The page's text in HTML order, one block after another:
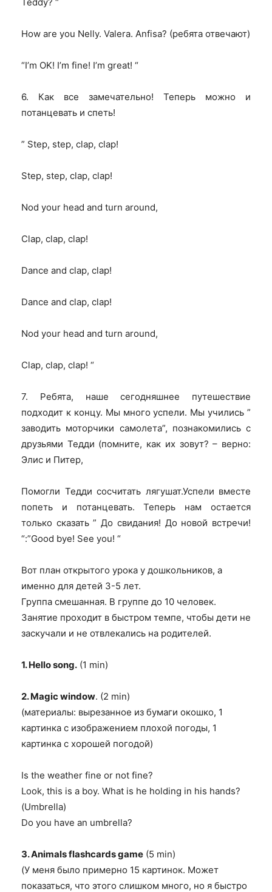
How are you Nelly. Valera. Anfisa? (ребята отвечают)
“I’m OK! I’m fine! I’m great! “
6. Как все замечательно! Теперь можно и
потанцевать и спеть!
” Step, step, clap, clap!
Step, step, clap, clap!
Nod your head and turn around,
Clap, clap, clap!
Dance and clap, clap!
Dance and clap, clap!
Nod your head and turn around,
Clap, clap, clap! “
7. Ребята, наше сегодняшнее путешествие
подходит к концу. Мы много успели. Мы учились ”
заводить моторчики самолета”, познакомились с
друзьями Тедди (помните, как их зовут? – верно:
Элис и Питер,
Помогли Тедди сосчитать лягушат.Успели вместе
попеть и потанцевать. Теперь нам остается
только сказать ” До свидания! До новой встречи!
“:”Good bye! See you! “
Вот план открытого урока у дошкольников, а
именно для детей 3-5 лет.
Группа смешанная. В группе до 10 человек.
Занятие проходит в быстром темпе, чтобы дети не
заскучали и не отвлекались на родителей.
1. Hello song. (1 min)
2. Magic window. (2 min)
(материалы: вырезанное из бумаги окошко, 1
картинка с изображением плохой погоды, 1
картинка с хорошей погодой)
Is the weather fine or not fine?
Look, this is a boy. What is he holding in his hands?
(Umbrella)
Do you have an umbrella?
3. Animals flashcards game (5 min)
(У меня было примерно 15 картинок. Может
показаться, что этого слишком много, но я быстро